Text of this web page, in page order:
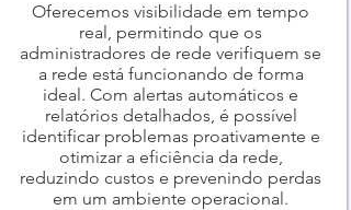
Oferecemos visibilidade em tempo
real, permitindo que os
administradores de rede verifiquem se
a rede está funcionando de forma
ideal. Com alertas automáticos e
relatórios detalhados, é possível
identificar problemas proativamente e
otimizar a eficiência da rede,
reduzindo custos e prevenindo perdas
em um ambiente operacional.